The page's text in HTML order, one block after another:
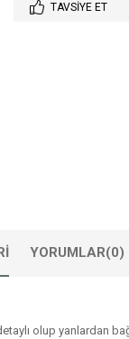
TAVSIYE ET
YORUMLAR(0)
olup yanlardan